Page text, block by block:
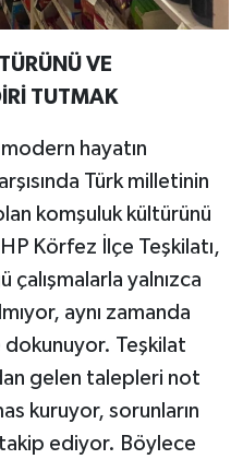
VE
TUTMAK
hayatın
Türk milletinin
komşuluk kültürünü
Körfez İlçe Teşkilatı,
yalnızca
aynı zamanda
dokunuyor. Teşkilat
gelen talepleri not
kuruyor, sorunların
ediyor. Böylece